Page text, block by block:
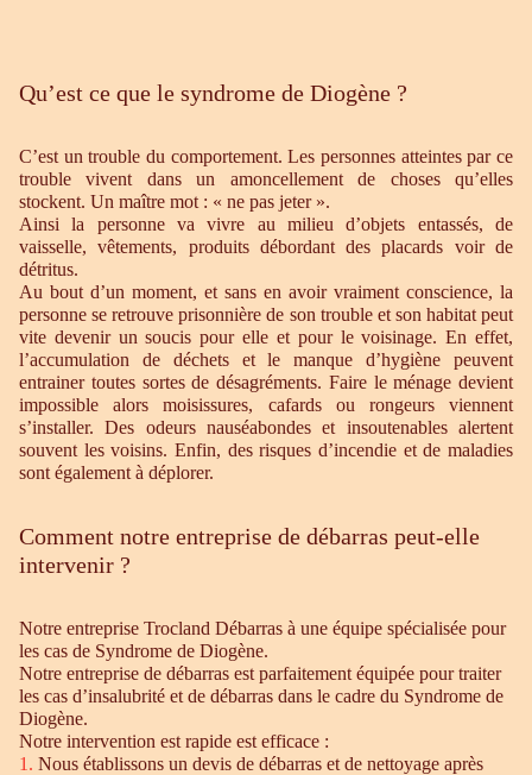
Qu’est ce que le syndrome de Diogène ?
C’est un trouble du comportement. Les personnes atteintes par ce
trouble vivent dans un amoncellement de choses qu’elles
stockent. Un maître mot : « ne pas jeter ».
Ainsi la personne va vivre au milieu d’objets entassés, de
vaisselle, vêtements, produits débordant des placards voir de
détritus.
Au bout d’un moment, et sans en avoir vraiment conscience, la
personne se retrouve prisonnière de son trouble et son habitat peut
vite devenir un soucis pour elle et pour le voisinage. En effet,
l’accumulation de déchets et le manque d’hygiène peuvent
entrainer toutes sortes de désagréments. Faire le ménage devient
impossible alors moisissures, cafards ou rongeurs viennent
s’installer. Des odeurs nauséabondes et insoutenables alertent
souvent les voisins. Enfin, des risques d’incendie et de maladies
sont également à déplorer.
Comment notre entreprise de débarras peut-elle
intervenir ?
Notre entreprise Trocland Débarras à une équipe spécialisée pour
les cas de Syndrome de Diogène.
Notre entreprise de débarras est parfaitement équipée pour traiter
les cas d’insalubrité et de débarras dans le cadre du Syndrome de
Diogène.
Notre intervention est rapide est efficace :
1. Nous établissons un devis de débarras et de nettoyage après